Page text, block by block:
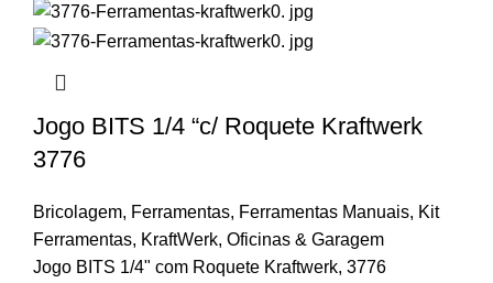
Jogo BITS 1/4 “c/ Roquete Kraftwerk
3776
Bricolagem, Ferramentas, Ferramentas Manuais, Kit
Ferramentas, KraftWerk, Oficinas & Garagem
Jogo BITS 1/4" com Roquete Kraftwerk, 3776